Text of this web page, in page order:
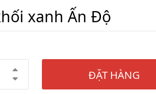
xanh Ấn Độ
ĐẶT HÀNG